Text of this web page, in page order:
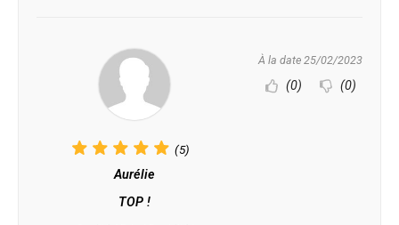
(5)
Aurélie
TOP !
À la date 25/02/2023
(0) (0)